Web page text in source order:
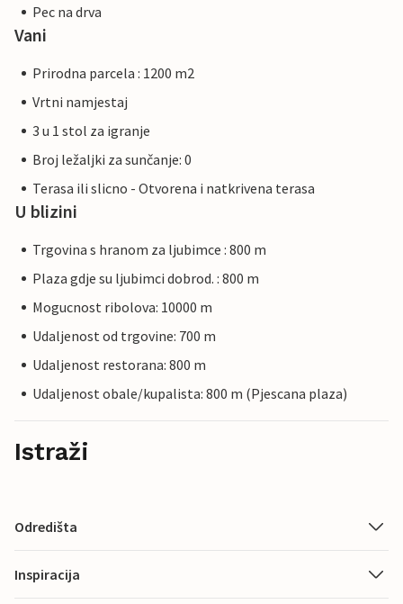
Pec na drva
Vani
Prirodna parcela : 1200 m2
Vrtni namjestaj
3 u 1 stol za igranje
Broj ležaljki za sunčanje: 0
Terasa ili slicno - Otvorena i natkrivena terasa
U blizini
Trgovina s hranom za ljubimce : 800 m
Plaza gdje su ljubimci dobrod. : 800 m
Mogucnost ribolova: 10000 m
Udaljenost od trgovine: 700 m
Udaljenost restorana: 800 m
Udaljenost obale/kupalista: 800 m (Pjescana plaza)
Istraži
Odredišta
Inspiracija